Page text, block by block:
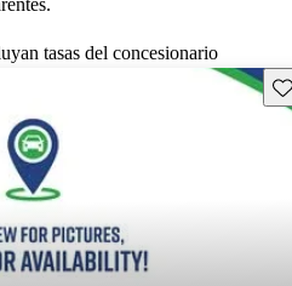
tasas del concesionario